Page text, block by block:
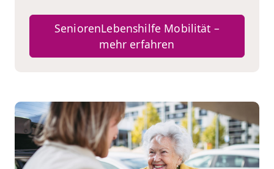
SeniorenLebenshilfe Mobilität –
mehr erfahren